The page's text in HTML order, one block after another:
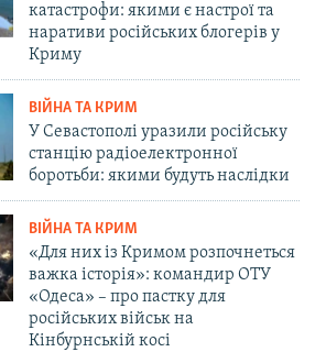
катастрофи: якими є настрої та
наративи російських блогерів у
Криму
ВІЙНА ТА КРИМ
У Севастополі уразили російську
станцію радіоелектронної
боротьби: якими будуть наслідки
ВІЙНА ТА КРИМ
«Для них із Кримом розпочнеться
важка історія»: командир ОТУ
«Одеса» – про пастку для
російських військ на
Кінбурнській косі